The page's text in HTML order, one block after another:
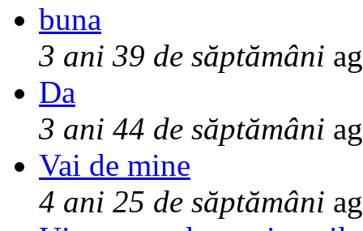
buna
3 ani 39 de săptămâni
Da
3 ani 44 de săptămâni
Vai de mine
4 ani 25 de săptămâni